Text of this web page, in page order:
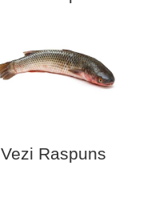
Vezi Raspuns